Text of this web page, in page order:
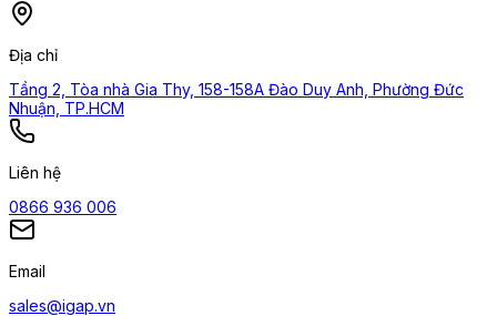
Địa chỉ
Tầng 2, Tòa nhà Gia Thy, 158-158A Đào Duy Anh, Phường Đức
Nhuận, TP.HCM
Liên hệ
0866 936 006
Email
sales@igap.vn